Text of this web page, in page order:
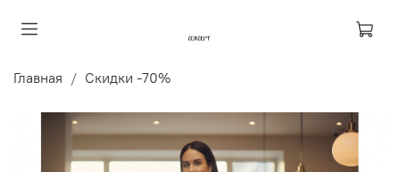
Главная Скидки -70%